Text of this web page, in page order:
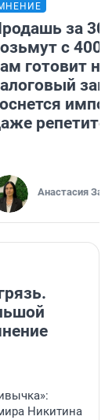
за
с
готовит
Анастасия
Никитина